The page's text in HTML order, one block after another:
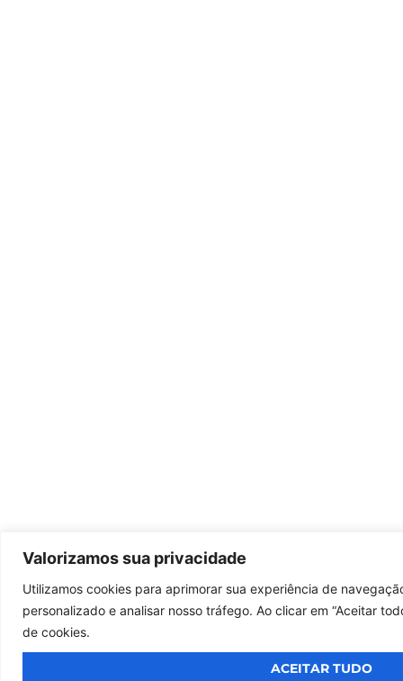
Valorizamos sua privacidade
Utilizamos cookies para aprimorar sua experiência de
personalizado e analisar nosso tráfego. Ao clicar em “Aceitar
de cookies.
ACEITAR TUDO